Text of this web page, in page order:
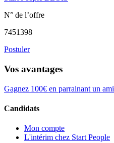
N° de l’offre
7451398
Postuler
Vos avantages
Gagnez 100€ en parrainant un ami
Candidats
Mon compte
L'intérim chez Start People